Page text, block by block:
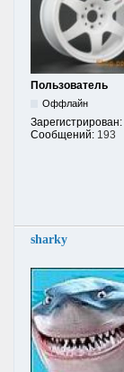
Пользователь
Оффлайн
Зарегистрирован:
Сообщений: 193
sharky